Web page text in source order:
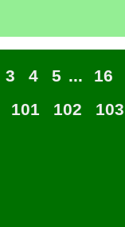
3 4 5 ...
16
101 102
103